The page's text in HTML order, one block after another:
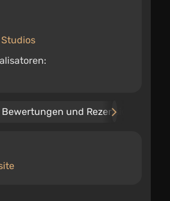
Bewertungen und Rezensionen